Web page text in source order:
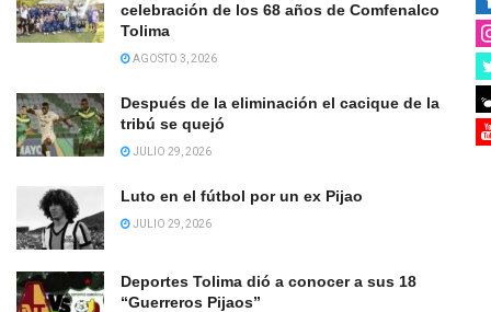
celebración de los 68 años de Comfenalco
Tolima
AGOSTO 3, 2026
Después de la eliminación el cacique de la
tribú se quejó
JULIO 29, 2026
Luto en el fútbol por un ex Pijao
JULIO 29, 2026
Deportes Tolima dió a conocer a sus 18
“Guerreros Pijaos”